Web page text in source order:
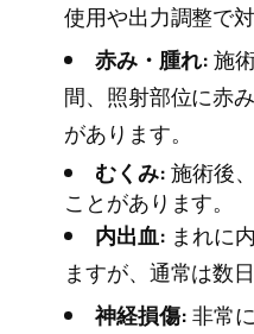
使用や出力調整で
赤み・腫れ:施
間、照射部位に赤
があります。
むくみ:施術後
ことがあります。
内出血: まれに
ますが、通常は数
神経損傷:非常